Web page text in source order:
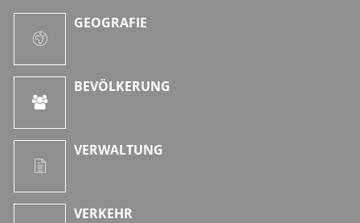
GEOGRAFIE
BEVÖLKERUNG
VERWALTUNG
VERKEHR